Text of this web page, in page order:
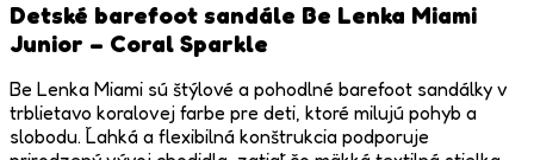
Detské barefoot sandále Be Lenka Miami
Junior – Coral Sparkle
Be Lenka Miami sú štýlové a pohodlné barefoot sandálky v
trblietavo koralovej farbe pre deti, ktoré milujú pohyb a
slobodu. Ľahká a flexibilná konštrukcia podporuje